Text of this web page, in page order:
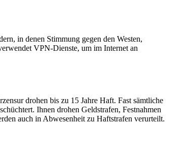
in denen Stimmung gegen den Westen,
VPN-Dienste, um im Internet an
drohen bis zu 15 Jahre Haft. Fast sämtliche
Ihnen drohen Geldstrafen, Festnahmen
auch in Abwesenheit zu Haftstrafen verurteilt.